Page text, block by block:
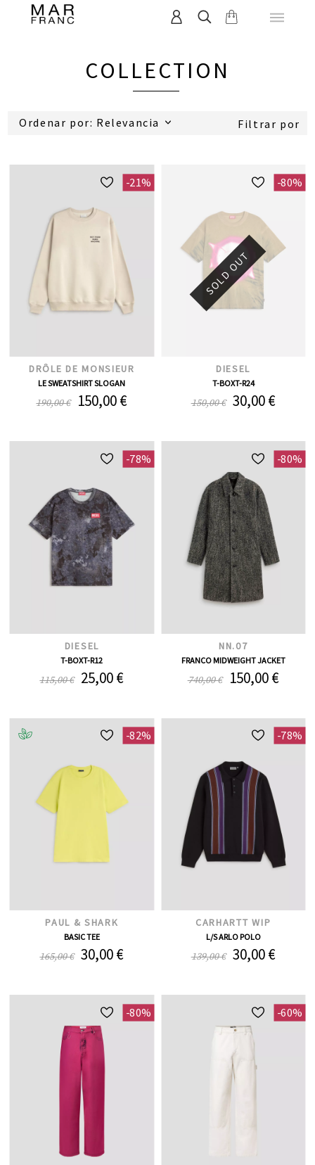
COLLECTION
Ordenar por: Relevancia Filtrar por
-21%
DRÔLE DE MONSIEUR
LE SWEATSHIRT SLOGAN
190,00 € 150,00 €
SOLD OUT
-80%
DIESEL
T-BOXT-R24
150,00 € 30,00 €
-78%
DIESEL
T-BOXT-R12
115,00 € 25,00 €
-80%
NN.07
FRANCO MIDWEIGHT JACKET
740,00 € 150,00 €
-82%
PAUL & SHARK
BASIC TEE
165,00 € 30,00 €
-78%
CARHARTT WIP
L/S ARLO POLO
139,00 € 30,00 €
-80% -60%